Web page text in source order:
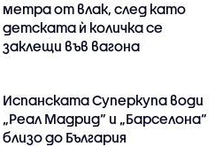
метра от влак, след като
детската ѝ количка се
заклещи във вагона
Испанската Суперкупа води
„Реал Мадрид“ и „Барселона“
близо до България